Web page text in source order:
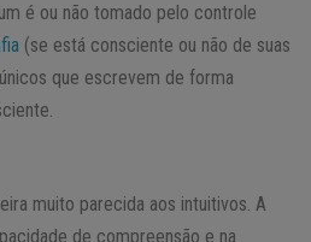
é ou não tomado pelo controle
(se está consciente ou não de suas
que escrevem de forma
muito parecida aos intuitivos. A
de compreensão e na